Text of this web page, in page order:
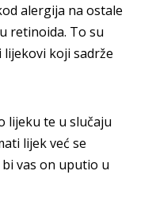
alergija na ostale
retinoida. To su
koji sadrže
lijeku te u slučaju
lijek već se
vas on uputio u